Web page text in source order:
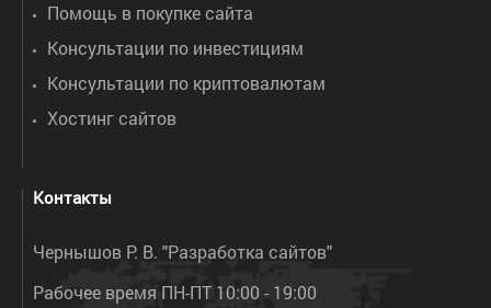
Помощь в покупке сайта
Консультации по инвестициям
Консультации по криптовалютам
Хостинг сайтов
Контакты
Чернышов Р. В. "Разработка сайтов"
Рабочее время ПН-ПТ 10:00 - 19:00